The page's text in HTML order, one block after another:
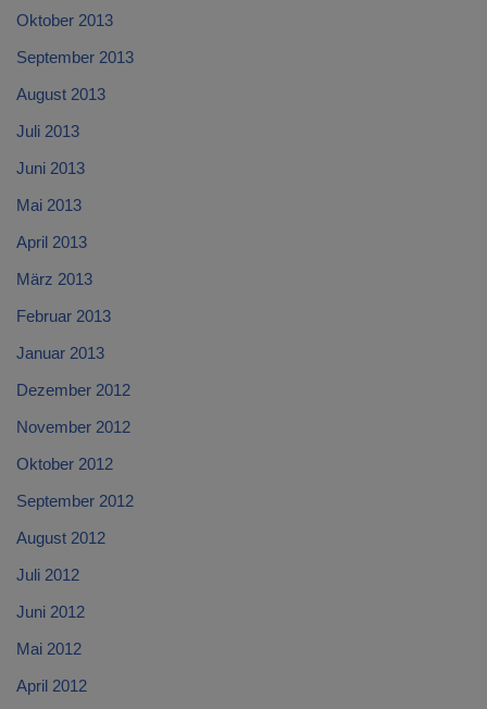
Oktober 2013
September 2013
August 2013
Juli 2013
Juni 2013
Mai 2013
April 2013
März 2013
Februar 2013
Januar 2013
Dezember 2012
November 2012
Oktober 2012
September 2012
August 2012
Juli 2012
Juni 2012
Mai 2012
April 2012